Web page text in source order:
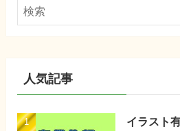
人気記事
イラスト